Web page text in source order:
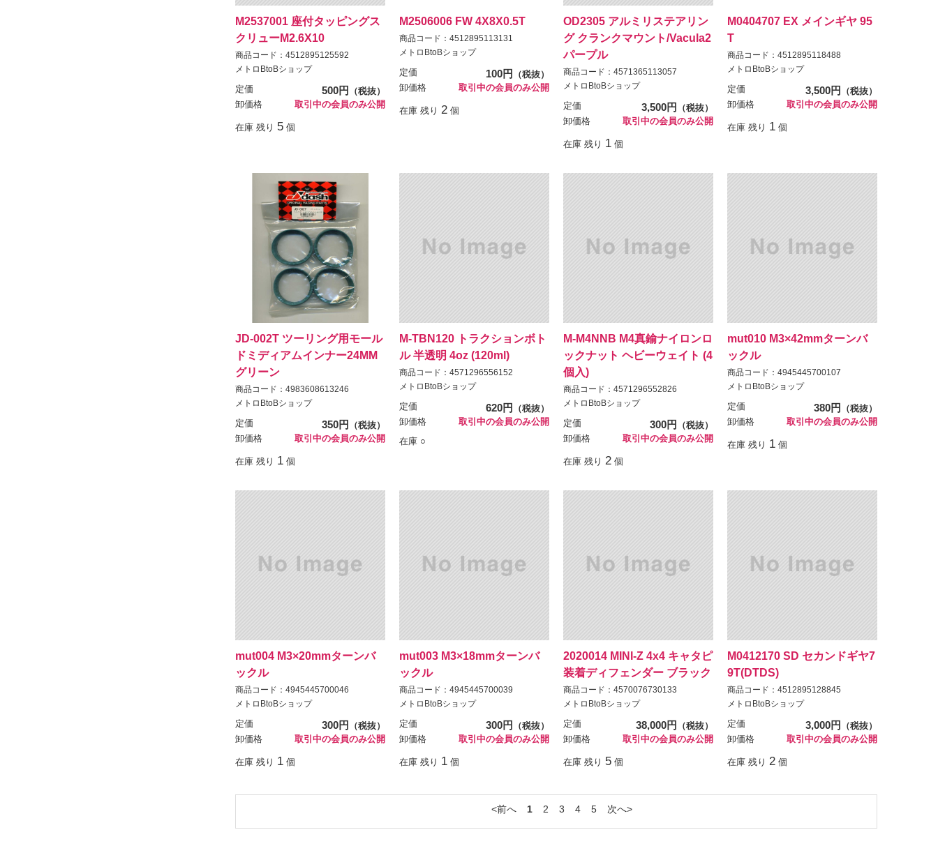
M2537001 座付タッピングス
クリューM2.6X10
商品コード：4512895125592
メトロBtoBショップ
定価 500円
（税抜）
卸価格
取引中の会員のみ公開
在庫 残り 5 個
M2506006 FW 4X8X0.5T
商品コード：4512895113131
メトロBtoBショップ
定価 100円
（税抜）
卸価格
取引中の会員のみ公開
在庫 残り 2 個
OD2305 アルミリステアリン
グ クランクマウント/Vacula2
パープル
商品コード：4571365113057
メトロBtoBショップ
定価 3,500円
（税抜）
卸価格
取引中の会員のみ公開
在庫 残り 1 個
M0404707 EX メインギヤ 95
T
商品コード：4512895118488
メトロBtoBショップ
定価 3,500円
（税抜）
卸価格
取引中の会員のみ公開
在庫 残り 1 個
JD-002T ツーリング用モール
ドミディアムインナー24MM
グリーン
商品コード：4983608613246
メトロBtoBショップ
定価 350円
（税抜）
卸価格
取引中の会員のみ公開
在庫 残り 1 個
M-TBN120 トラクションボト
ル 半透明 4oz (120ml)
商品コード：4571296556152
メトロBtoBショップ
定価 620円
（税抜）
卸価格
取引中の会員のみ公開
在庫 ○
M-M4NNB M4真鍮ナイロンロ
ックナット ヘビーウェイト (4
個入)
商品コード：4571296552826
メトロBtoBショップ
定価 300円
（税抜）
卸価格
取引中の会員のみ公開
在庫 残り 2 個
mut010 M3×42mmターンバ
ックル
商品コード：4945445700107
メトロBtoBショップ
定価 380円
（税抜）
卸価格
取引中の会員のみ公開
在庫 残り 1 個
mut004 M3×20mmターンバ
ックル
商品コード：4945445700046
メトロBtoBショップ
定価 300円
（税抜）
卸価格
取引中の会員のみ公開
在庫 残り 1 個
mut003 M3×18mmターンバ
ックル
商品コード：4945445700039
メトロBtoBショップ
定価 300円
（税抜）
卸価格
取引中の会員のみ公開
在庫 残り 1 個
2020014 MINI-Z 4x4 キャタピ
装着ディフェンダー ブラック
商品コード：4570076730133
メトロBtoBショップ
定価 38,000円
（税抜）
卸価格
取引中の会員のみ公開
在庫 残り 5 個
M0412170 SD セカンドギヤ7
9T(DTDS)
商品コード：4512895128845
メトロBtoBショップ
定価 3,000円
（税抜）
卸価格
取引中の会員のみ公開
在庫 残り 2 個
前へ 1 2 3 4 5 次へ